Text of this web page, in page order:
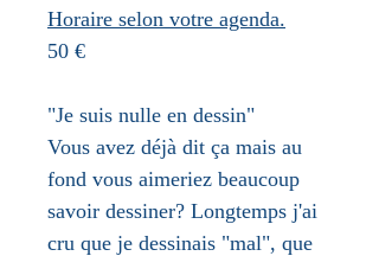
Horaire selon votre agenda.
50 €
"Je suis nulle en dessin"
Vous avez déjà dit ça mais au
fond vous aimeriez beaucoup
savoir dessiner? Longtemps j'ai
cru que je dessinais "mal", que